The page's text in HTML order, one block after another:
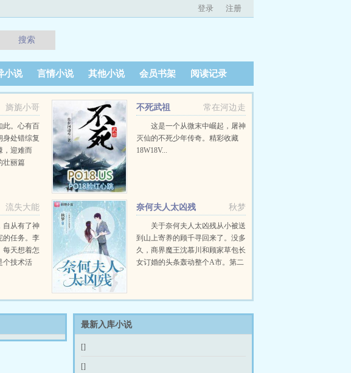
登录 注册
搜索
小说 言情小说 其他小说 会员书架 阅读记录
旖旎小哥
此。心有百
身处错综复
，迎难而
壮丽篇
常在河边走
不死武祖
这是一个从微末中崛起，屠神
灭仙的不死少年传奇。精彩收藏
18W18V...
流失大能
自从有了神
的任务。李
每天想着怎
个技术活
秋梦
奈何夫人太凶残
关于奈何夫人太凶残从小被送
到山上寄养的顾千寻回来了。没多
久，商界魔王沈慕川和顾家草包长
女订婚的头条轰动整个A市。第二
里来的，除了长得漂亮和一身蛮
最新入库小说
[]
[]